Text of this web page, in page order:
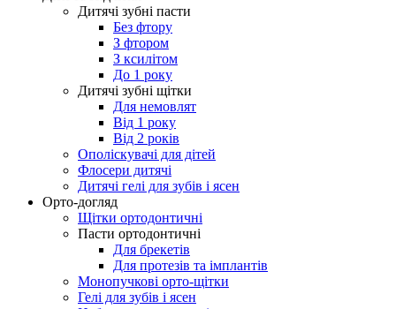
Дитячі зубні пасти
Без фтору
З фтором
З ксилітом
До 1 року
Дитячі зубні щітки
Для немовлят
Від 1 року
Від 2 років
Ополіскувачі для дітей
Флосери дитячі
Дитячі гелі для зубів і ясен
Орто-догляд
Щітки ортодонтичні
Пасти ортодонтичні
Для брекетів
Для протезів та імплантів
Монопучкові орто-щітки
Гелі для зубів і ясен